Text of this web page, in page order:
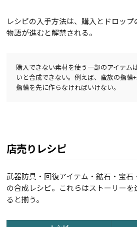
レシピの入手方法は、購入とドロッ
物語が進むと解禁される。
購入できない素材を使う一部のアイテム
いと合成できない。例えば、蛮族の指輪
指輪を先に作らなければいけない。
店売りレシピ
武器防具・回復アイテム・鉱石・宝石
の合成レシピ。これらはストーリー
ると揃う。